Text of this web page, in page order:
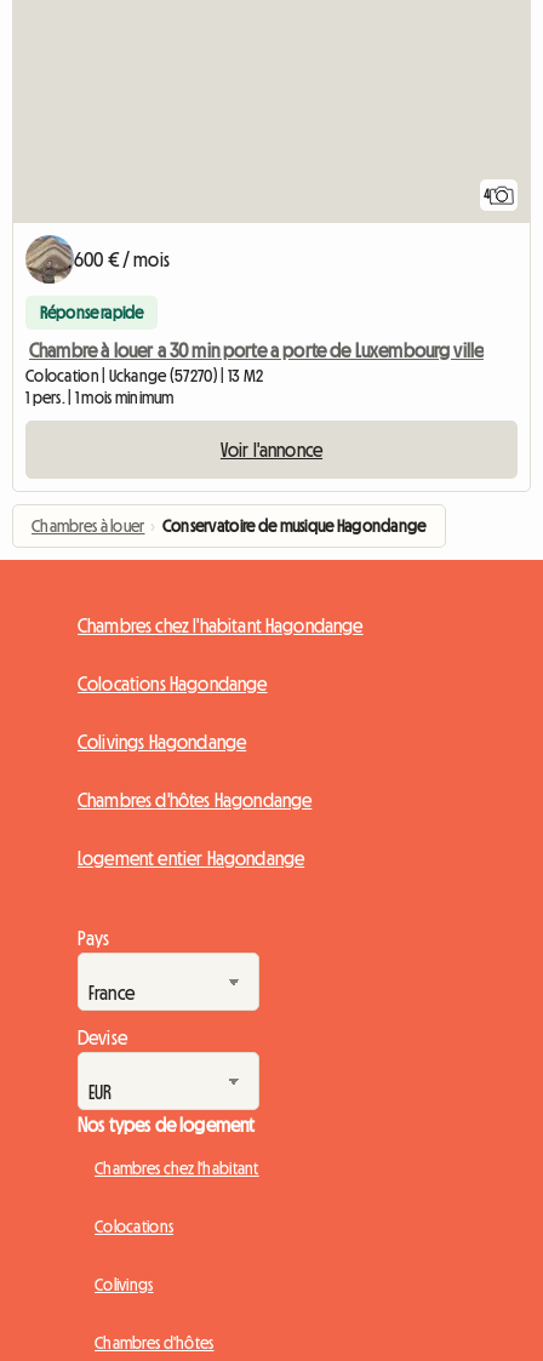
4
600 € / mois
Réponse rapide
Chambre à louer a 30 min porte a porte de Luxembourg ville
Colocation | Uckange (57270) | 13 M2
1 pers. | 1 mois minimum
Voir l'annonce
Chambres à louer › Conservatoire de musique Hagondange
Chambres chez l'habitant Hagondange
Colocations Hagondange
Colivings Hagondange
Chambres d'hôtes Hagondange
Logement entier Hagondange
Pays
Devise
Nos types de logement
Chambres chez l'habitant
Colocations
Colivings
Chambres d'hôtes